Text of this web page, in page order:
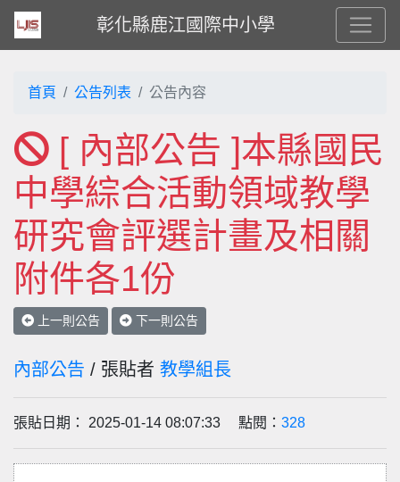
彰化縣鹿江國際中小學
首頁 公告列表 公告內容
[ 內部公告 ]本縣國民
中學綜合活動領域教學
研究會評選計畫及相關
附件各1份
上一則公告 下一則公告
內部公告 / 張貼者 教學組長
張貼日期： 2025-01-14 08:07:33 點閱： 328